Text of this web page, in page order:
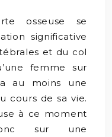
osseuse se
significative
et du col
femme sur
au moins une
cours de sa vie.
à ce moment
sur une